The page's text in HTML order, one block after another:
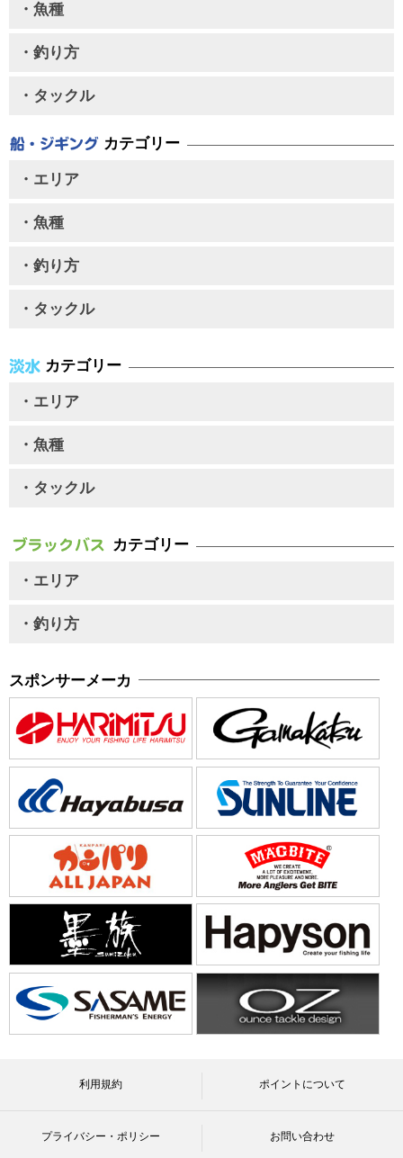
・魚種
・釣り方
・タックル
カテゴリー
・エリア
・魚種
・釣り方
・タックル
カテゴリー
・エリア
・魚種
・タックル
カテゴリー
・エリア
・釣り方
スポンサーメーカ
利用規約 ポイントについて
プライバシー・ポリシー お問い合わせ